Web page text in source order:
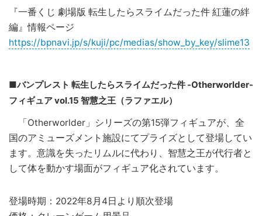
『一番くじ 劇場版 転生したらスライムだった件 紅蓮の絆
編』情報ページ
https://bpnavi.jp/s/kuji/pc/medias/show_by_key/slime13
■バンプレスト 転生したらスライムだった件 -Otherworlder-
フィギュア vol.15 智慧之王（ラファエル）
「Otherworlder」シリーズの第15弾フィギュアが、全
国のアミューズメント施設にてプライズとして登場してい
ます。意識を失ったリムルに代わり、智慧之王が代行者と
して体を動かす場面がフィギュア化されています。
登場時期：2022年8月4日より順次登場